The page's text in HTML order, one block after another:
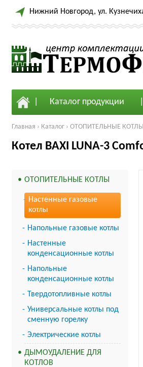
Нижний Новгород, ул.
Каталог продукции
Главная › Каталог › ОТОПИТЕЛЬНЫЕ КОТЛЫ
Котел BAXI LUNA-3
ОТОПИТЕЛЬНЫЕ КОТЛЫ
Настенные газовые
котлы
Напольные газовые котлы
Настенные
конденсационные котлы
Напольные
конденсационные котлы
Твердотопливные котлы
Универсальные котлы под
сменную горелку
Электрические котлы
ДЫМОУДАЛЕНИЕ ДЛЯ
КОТЛОВ